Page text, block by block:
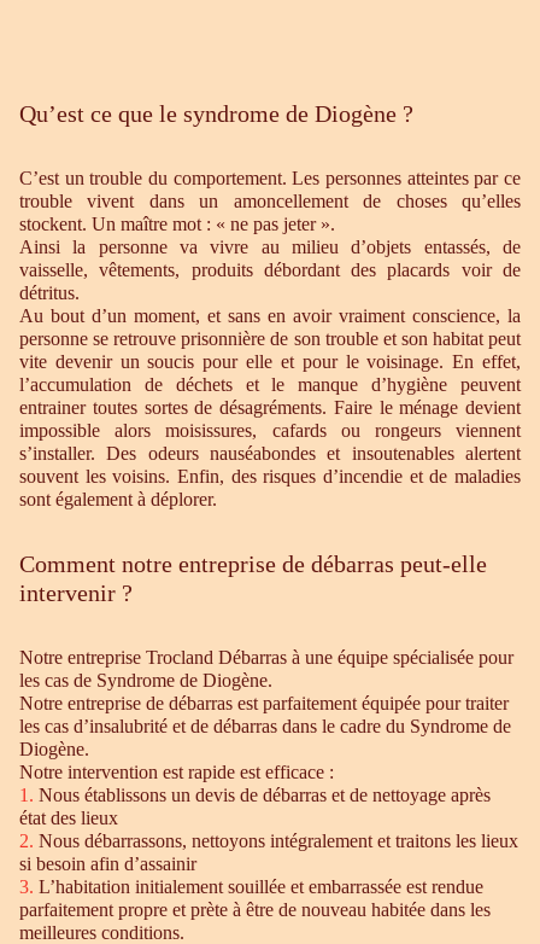
Qu’est ce que le syndrome de Diogène ?
C’est un trouble du comportement. Les personnes atteintes par ce
trouble vivent dans un amoncellement de choses qu’elles
stockent. Un maître mot : « ne pas jeter ».
Ainsi la personne va vivre au milieu d’objets entassés, de
vaisselle, vêtements, produits débordant des placards voir de
détritus.
Au bout d’un moment, et sans en avoir vraiment conscience, la
personne se retrouve prisonnière de son trouble et son habitat peut
vite devenir un soucis pour elle et pour le voisinage. En effet,
l’accumulation de déchets et le manque d’hygiène peuvent
entrainer toutes sortes de désagréments. Faire le ménage devient
impossible alors moisissures, cafards ou rongeurs viennent
s’installer. Des odeurs nauséabondes et insoutenables alertent
souvent les voisins. Enfin, des risques d’incendie et de maladies
sont également à déplorer.
Comment notre entreprise de débarras peut-elle
intervenir ?
Notre entreprise Trocland Débarras à une équipe spécialisée pour
les cas de Syndrome de Diogène.
Notre entreprise de débarras est parfaitement équipée pour traiter
les cas d’insalubrité et de débarras dans le cadre du Syndrome de
Diogène.
Notre intervention est rapide est efficace :
1. Nous établissons un devis de débarras et de nettoyage après
état des lieux
2. Nous débarrassons, nettoyons intégralement et traitons les lieux
si besoin afin d’assainir
3. L’habitation initialement souillée et embarrassée est rendue
parfaitement propre et prète à être de nouveau habitée dans les
meilleures conditions.